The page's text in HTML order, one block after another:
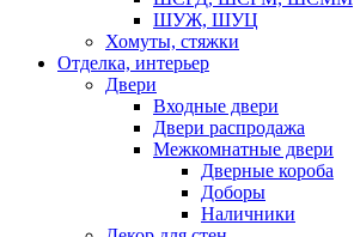
ШУЖ, ШУЦ
Хомуты, стяжки
Отделка, интерьер
Двери
Входные двери
Двери распродажа
Межкомнатные двери
Дверные короба
Доборы
Наличники